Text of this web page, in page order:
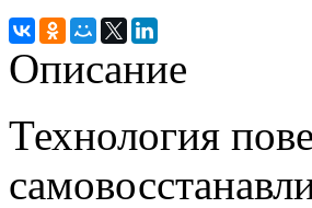
Описание
Технология